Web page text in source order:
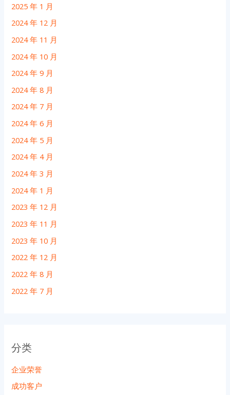
2025 年 1 月
2024 年 12 月
2024 年 11 月
2024 年 10 月
2024 年 9 月
2024 年 8 月
2024 年 7 月
2024 年 6 月
2024 年 5 月
2024 年 4 月
2024 年 3 月
2024 年 1 月
2023 年 12 月
2023 年 11 月
2023 年 10 月
2022 年 12 月
2022 年 8 月
2022 年 7 月
分类
企业荣誉
成功客户